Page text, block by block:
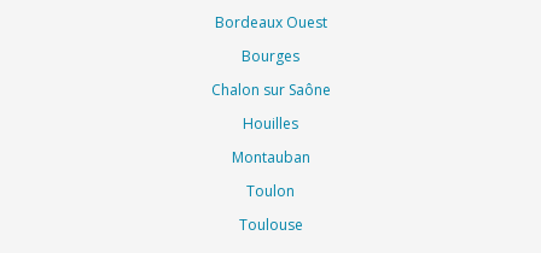
Bordeaux Ouest
Bourges
Chalon sur Saône
Houilles
Montauban
Toulon
Toulouse